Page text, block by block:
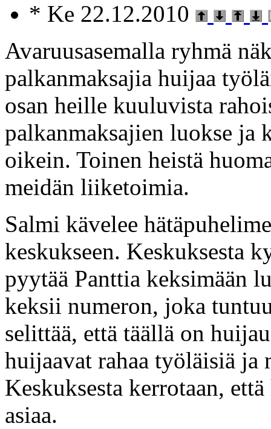
* Ke 22.12.2010
Avaruusasemalla ryhmä
palkanmaksajia huijaa
osan heille kuuluvista
palkanmaksajien luokse ja
oikein. Toinen heistä
meidän liiketoimia.
Salmi kävelee
keskukseen. Keskuksesta
pyytää Panttia keksimään
keksii numeron, joka
selittää, että täällä on
huijaavat rahaa työläisiä ja
Keskuksesta kerrotaan,
asiaa.